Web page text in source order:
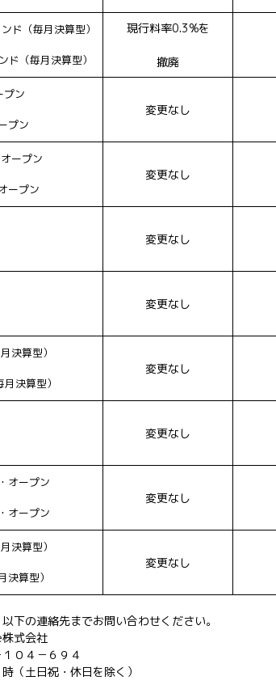
ド（毎月決算型）
（毎月決算型）
現行料率0.3%を
撤廃
プン
プン
変更なし
ープン
ープン
変更なし
変更なし
変更なし
決算型）
決算型）
変更なし
変更なし
オープン
オープン
変更なし
決算型）
算型）
変更なし
下の連絡先までお問い合わせください。
式会社
０４－６９４
（土日祝・休日を除く）